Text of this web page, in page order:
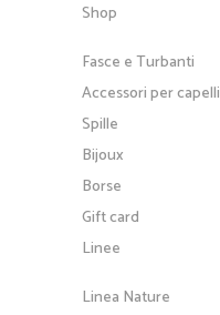
Shop
Fasce e Turbanti
Accessori per capelli
Spille
Bijoux
Borse
Gift card
Linee
Linea Nature